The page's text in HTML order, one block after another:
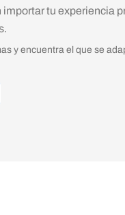
importar tu experiencia
y encuentra el que se